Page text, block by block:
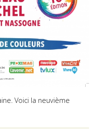
Voici la neuvième